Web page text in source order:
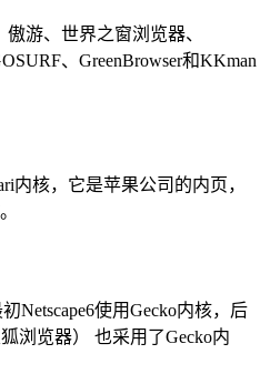
游、世界之窗浏览器、
、GreenBrowser和KKman
内核，它是苹果公司的内页，
Netscape6使用Gecko内核，后
浏览器） 也采用了Gecko内